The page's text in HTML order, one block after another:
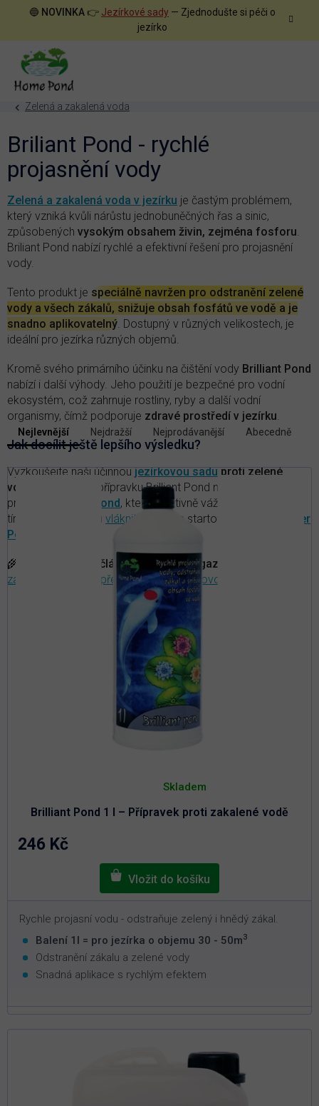
🔵 NOVINKA 👉 Jezírkové sady — Zjednodušte si péči o
jezírko
Zelená a zakalená voda
Briliant Pond - rychlé
projasnění vody
Zelená a zakalená voda v jezírku je častým problémem,
který vzniká kvůli nárůstu jednobuněčných řas a sinic,
způsobených vysokým obsahem živin, zejména fosforu
Briliant Pond nabízí rychlé a efektivní řešení pro projasnění
vody.
Tento produkt je speciálně navržen pro odstranění zelené
vody a všech zákalů, snižuje obsah fosfátů ve vodě a je
snadno aplikovatelný . Dostupný v různých velikostech, je
ideální pro jezírka různých objemů.
Kromě svého primárního účinku na čištění vody Brilliant Pond
nabízí i další výhody. Jeho použití je bezpečné pro vodní
ekosystém, což zahrnuje rostliny, ryby a další vodní
organismy, čímž podporuje zdravé prostředí v jezírku
Jak docílit ještě lepšího výsledku?
Vyzkoušejte naši účinnou jezírkovou sadu proti zelené
vodě
, v níž kromě přípravku Brilliant Pond najdete také
produkt
Fosfoff Pond, který efektivně váže fosfor z vody a
tím zabraňuje růstu vláknitých řas , a startovací bakterie
Filter
Pond
🌾 Přečtěte si článek v našem magazínu
zabezpečit jezírko před odjezdem na dovolenou
Ř
a
z
n
í
p
r
d
u
k
Nejlevnější Nejdražší Nejprodávanější Abecedně
ý
i
s
p
r
o
u
k
Brilliant Pond 1 l – Přípravek proti zakalené vodě
hodnocení
je
4,9
Skladem
246 Kč
Rychle projasní vodu - odstraňuje zelený i hnědý zákal.
Balení 1l = pro jezírka o objemu 30 - 50m3
Odstranění zákalu a zelené vody
Snadná aplikace s rychlým efektem